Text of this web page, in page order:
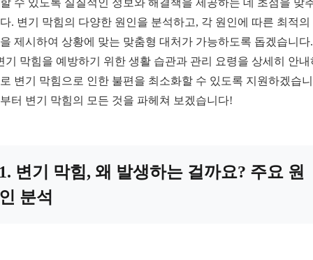
수 있도록 실질적인 정보와 해결책을 제공하는 데 초점을 맞
. 변기 막힘의 다양한 원인을 분석하고, 각 원인에 따른 최적의
제시하여 상황에 맞는 맞춤형 대처가 가능하도록 돕겠습니다
기 막힘을 예방하기 위한 생활 습관과 관리 요령을 상세히 안내
변기 막힘으로 인한 불편을 최소화할 수 있도록 지원하겠습
터 변기 막힘의 모든 것을 파헤쳐 보겠습니다!
변기 막힘, 왜 발생하는 걸까요? 주요 원
분석